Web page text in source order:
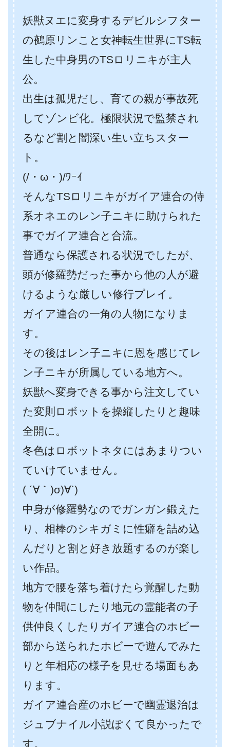
妖獣ヌエに変身するデビルシフター
の鵺原リンこと女神転生世界にTS転
生した中身男のTSロリニキが主人
公。
出生は孤児だし、育ての親が事故死
してゾンビ化。極限状況で監禁され
るなど割と闇深い生い立ちスター
ト。
(/・ω・)/ﾜｰｲ
そんなTSロリニキがガイア連合の侍
系オネエのレン子ニキに助けられた
事でガイア連合と合流。
普通なら保護される状況でしたが、
頭が修羅勢だった事から他の人が避
けるような厳しい修行プレイ。
ガイア連合の一角の人物になりま
す。
その後はレン子ニキに恩を感じてレ
ン子ニキが所属している地方へ。
妖獣へ変身できる事から注文してい
た変則ロボットを操縦したりと趣味
全開に。
冬色はロボットネタにはあまりつい
ていけていません。
( ´∀｀)σ)∀`)
中身が修羅勢なのでガンガン鍛えた
り、相棒のシキガミに性癖を詰め込
んだりと割と好き放題するのが楽し
い作品。
地方で腰を落ち着けたら覚醒した動
物を仲間にしたり地元の霊能者の子
供仲良くしたりガイア連合のホビー
部から送られたホビーで遊んでみた
りと年相応の様子を見せる場面もあ
ります。
ガイア連合産のホビーで幽霊退治は
ジュブナイル小説ぽくて良かったで
す。